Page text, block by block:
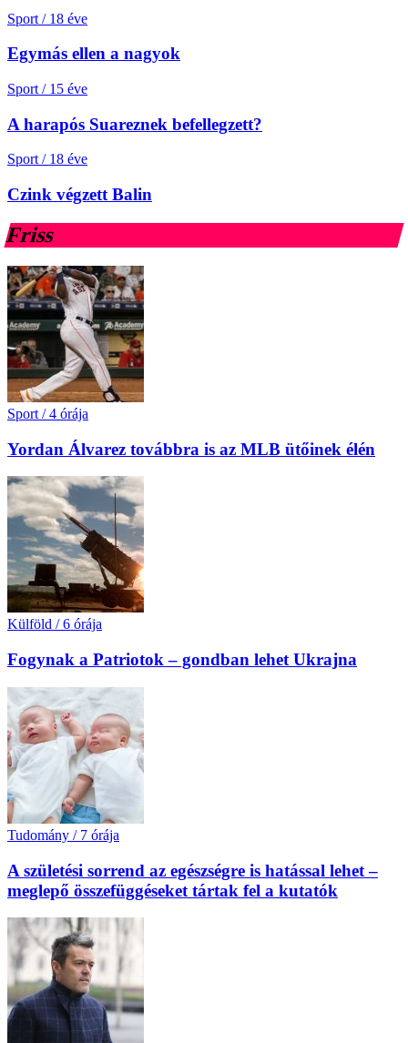
Sport / 18 éve
Egymás ellen a nagyok
Sport / 15 éve
A harapós Suareznek befellegzett?
Sport / 18 éve
Czink végzett Balin
Friss
Sport / 4 órája
Yordan Álvarez továbbra is az MLB ütőinek élén
Külföld / 6 órája
Fogynak a Patriotok – gondban lehet Ukrajna
Tudomány / 7 órája
A születési sorrend az egészségre is hatással lehet –
meglepő összefüggéseket tártak fel a kutatók